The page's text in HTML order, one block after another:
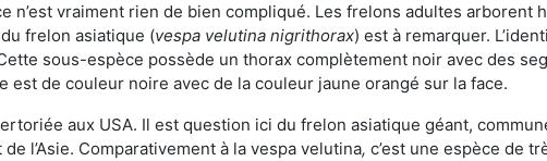
n’est vraiment rien de bien compliqué. Les frelons adultes arborent
frelon asiatique (vespa velutina nigrithorax) est à remarquer.
sous-espèce possède un thorax complètement noir avec des
de couleur noire avec de la couleur jaune orangé sur la face.
aux USA. Il est question ici du frelon asiatique géant,
l’Asie. Comparativement à la vespa velutina, c’est une espèce de